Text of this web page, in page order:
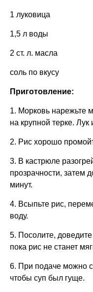
1 луковица
1,5 л воды
2 ст. л. масла
соль по вкусу
Приготовление:
1. Морковь нарежьте
на крупной терке. Лук
2. Рис хорошо
3. В кастрюле
прозрачности, затем
минут.
4. Всыпьте рис,
воду.
5. Посолите,
пока рис не станет
6. При подаче можно
чтобы суп был гуще.